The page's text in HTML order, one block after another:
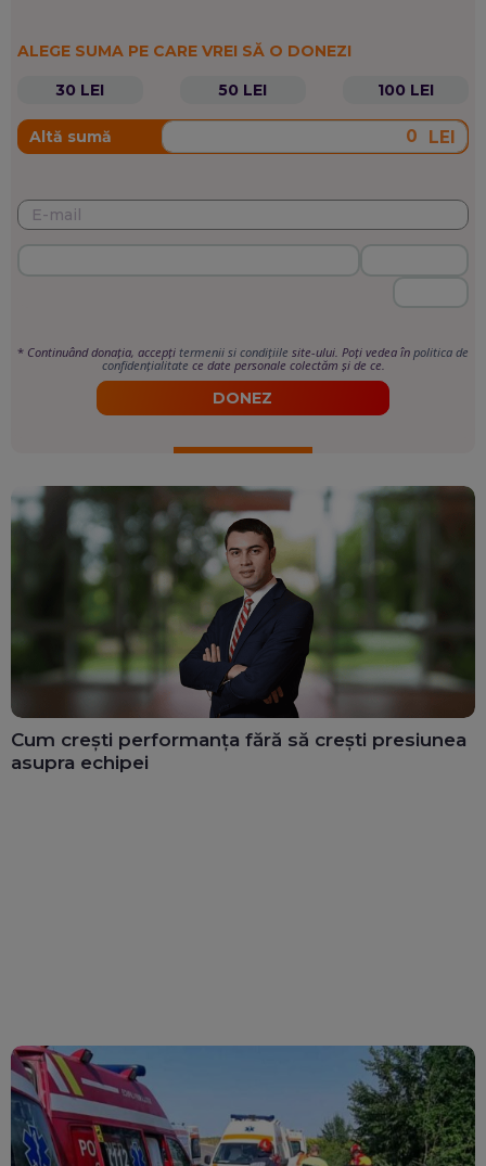
ALEGE SUMA PE CARE VREI SĂ O DONEZI
30 LEI
50 LEI 100 LEI
Altă sumă LEI
* Continuând donația, accepți termenii si condițiile site-ului. Poți vedea în politica de
confidențialitate ce date personale colectăm și de ce.
DONEZ
Cum crești performanța fără să crești presiunea
asupra echipei